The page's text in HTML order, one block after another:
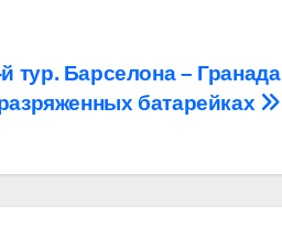
тур. Барселона – Гранада
батарейках